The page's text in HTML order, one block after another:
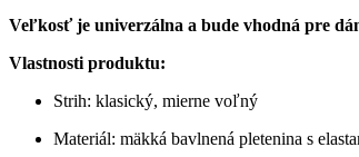
Veľkosť je univerzálna a bude vhodná pre
Vlastnosti produktu:
Strih: klasický, mierne voľný
Materiál: mäkká bavlnená pletenina s